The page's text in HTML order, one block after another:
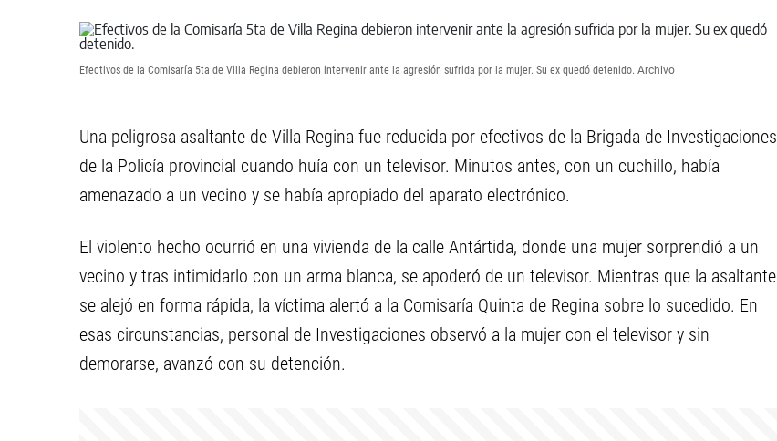
Efectivos de la Comisaría 5ta de Villa Regina debieron intervenir ante la agresión sufrida por la mujer. Su ex quedó detenido. Archivo
Una peligrosa asaltante de Villa Regina fue reducida por efectivos de la Brigada de Investigaciones
de la Policía provincial cuando huía con un televisor. Minutos antes, con un cuchillo, había
amenazado a un vecino y se había apropiado del aparato electrónico.
El violento hecho ocurrió en una vivienda de la calle Antártida, donde una mujer sorprendió a un
vecino y tras intimidarlo con un arma blanca, se apoderó de un televisor. Mientras que la asaltante
se alejó en forma rápida, la víctima alertó a la Comisaría Quinta de Regina sobre lo sucedido. En
esas circunstancias, personal de Investigaciones observó a la mujer con el televisor y sin
demorarse, avanzó con su detención.